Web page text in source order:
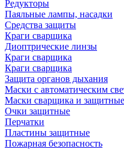
Редукторы
Паяльные лампы, насадки
Средства защиты
Краги сварщика
Диоптрические линзы
Краги сварщика
Краги сварщика
Защита органов дыхания
Маски с автоматическим
Маски сварщика и
Очки защитные
Перчатки
Пластины защитные
Пожарная безопасность